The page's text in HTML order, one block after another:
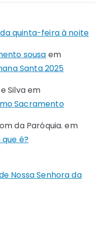
quinta-feira à noite
sousa em
Santa 2025
Silvaem
Sacramento
da Paróquia. em
é?
Nossa Senhora da